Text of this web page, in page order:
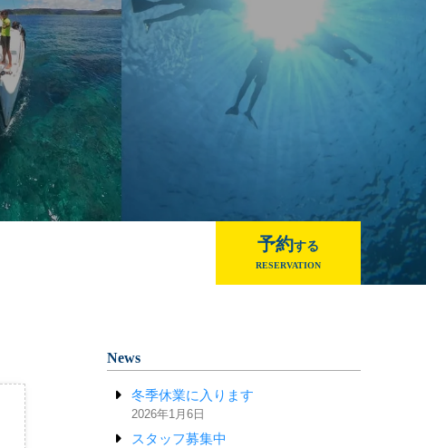
予約する
RESERVATION
News
冬季休業に入ります
2026年1月6日
スタッフ募集中